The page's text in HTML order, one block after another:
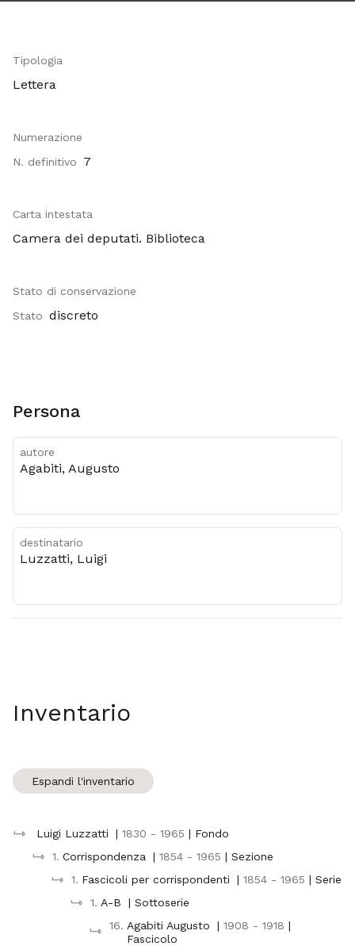
Tipologia
Lettera
Numerazione
N. definitivo
7
Carta intestata
Camera dei deputati. Biblioteca
Stato di conservazione
Stato discreto
Persona
autore
Agabiti, Augusto
destinatario
Luzzatti, Luigi
Inventario
Espandi l'inventario
Luigi Luzzatti | 1830 - 1965 | Fondo
1. Corrispondenza | 1854 - 1965 | Sezione
1. Fascicoli per corrispondenti | 1854 - 1965 | Serie
1. A-B
| Sottoserie
16. Agabiti Augusto | 1908 - 1918 |
Fascicolo